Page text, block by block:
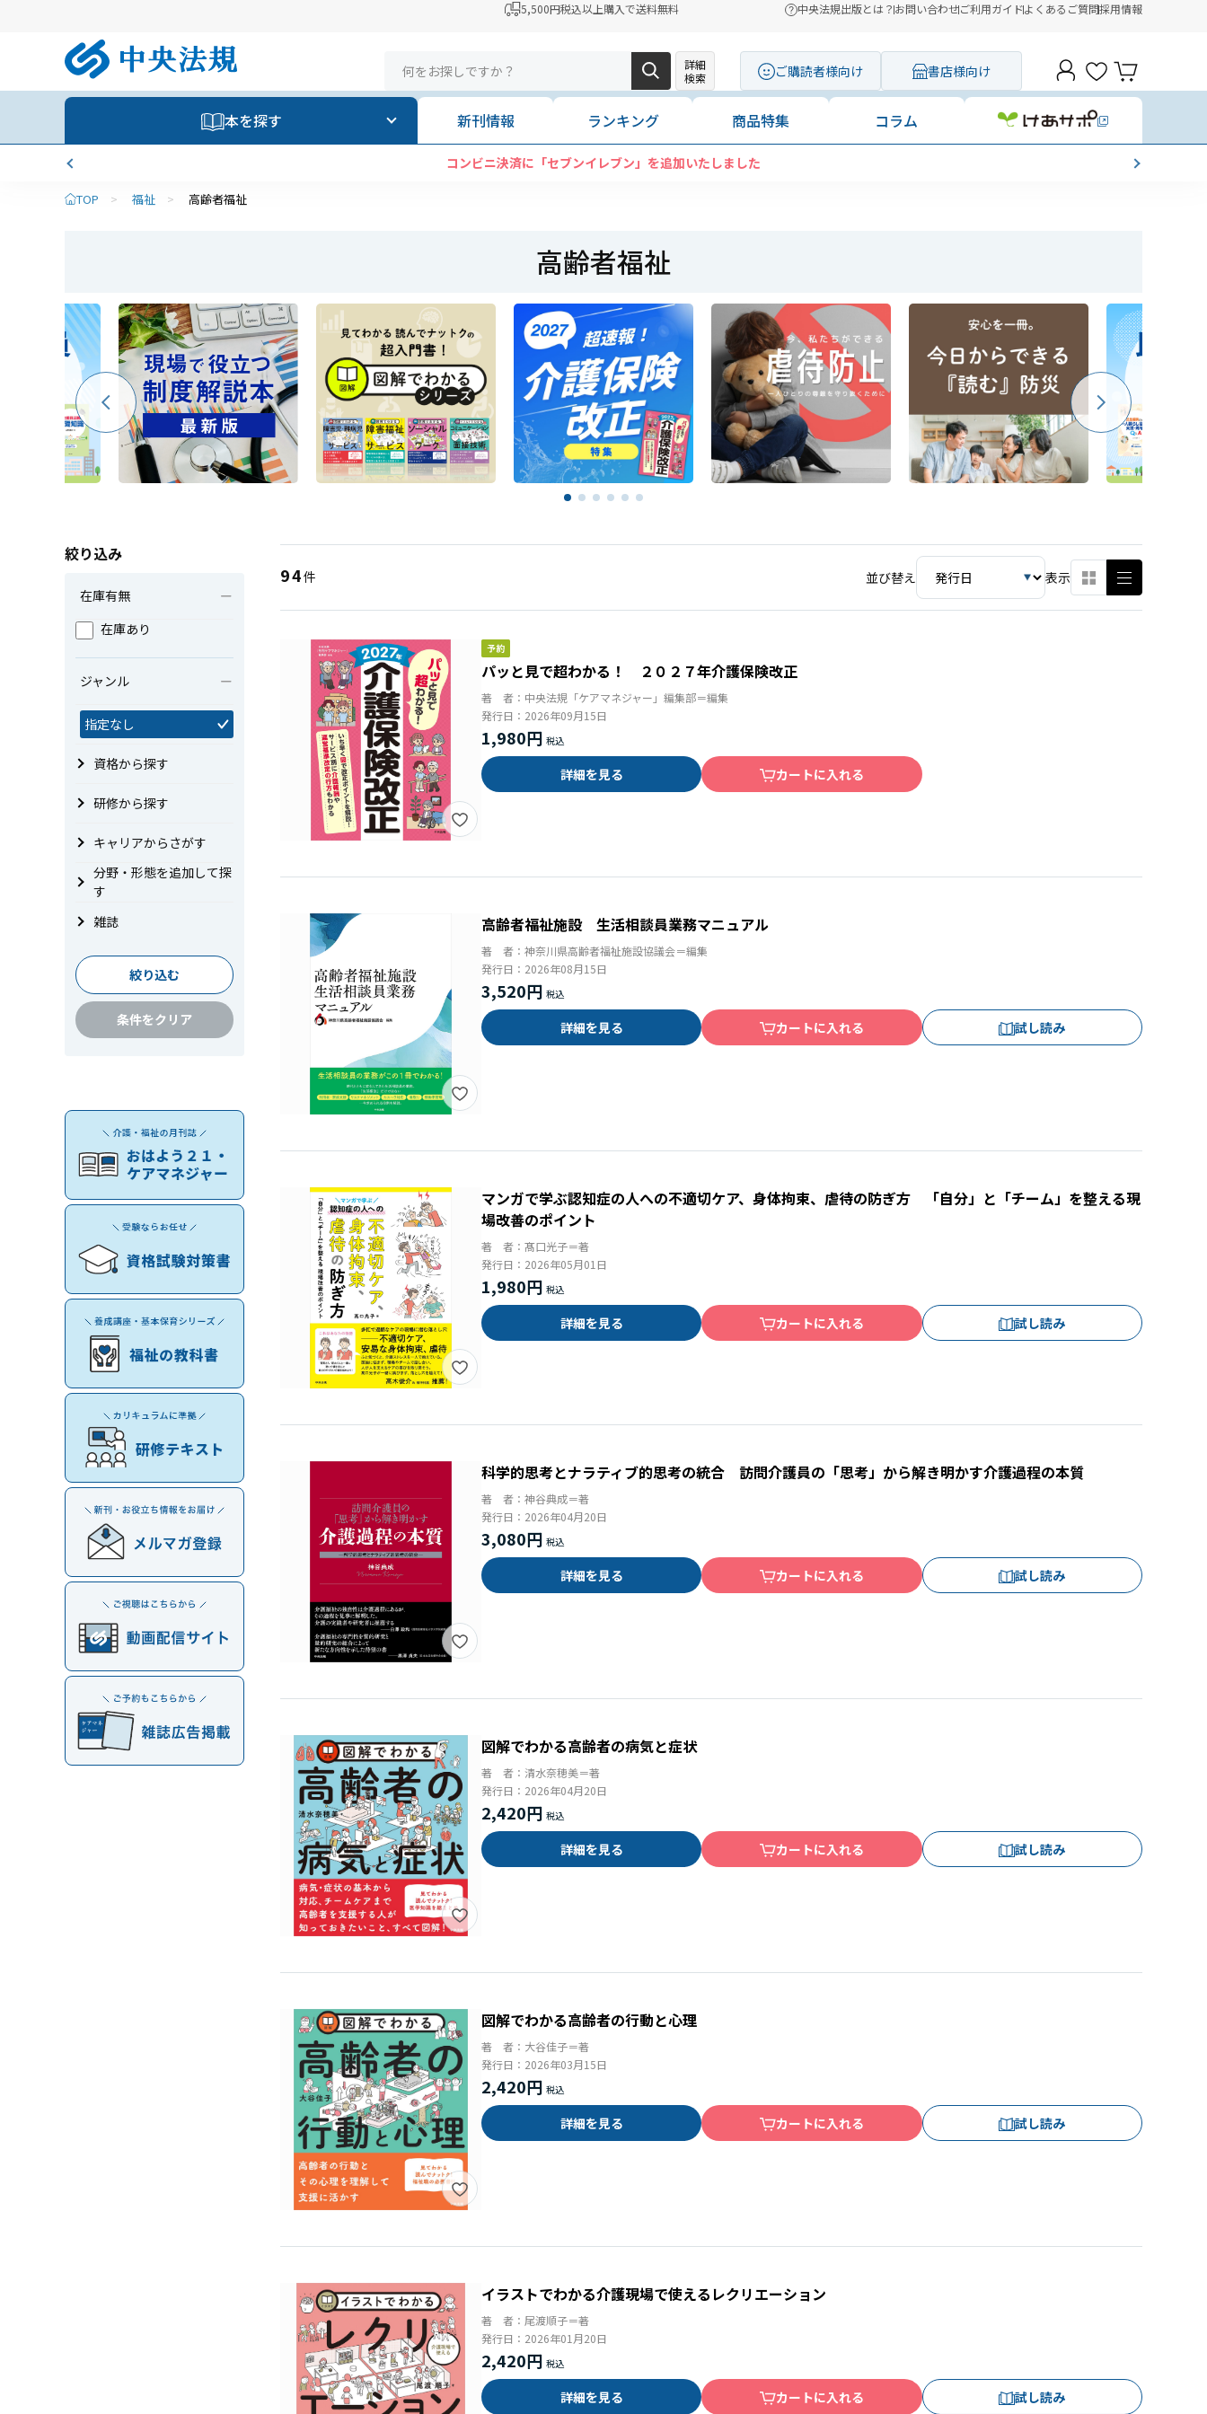
5,500円税込以上購入で送料無料 中央法規出版とは？お問い合わせご利用ガイドよくあるご質問採用情報
詳細
検索
ご購読者様向け 書店様向け
本を探す 新刊情報 ランキング 商品特集 コラム
コンビニ決済に「セブンイレブン」を追加いたしました
TOP > 福祉 > 高齢者福祉
高齢者福祉
絞り込み
在庫有無
在庫あり
ジャンル
指定なし
資格から探す
研修から探す
キャリアからさがす
分野・形態を追加して探
す
雑誌
絞り込む
条件をクリア
並び替え 表示
94件
パッと見で超わかる！ ２０２７年介護保険改正
著 者： 中央法規「ケアマネジャー」編集部＝編集
発行日： 2026年09月15日
1,980円
詳細を見る カートに入れる
高齢者福祉施設 生活相談員業務マニュアル
著 者： 神奈川県高齢者福祉施設協議会＝編集
発行日： 2026年08月15日
3,520円
詳細を見る カートに入れる 試し読み
マンガで学ぶ認知症の人への不適切ケア、身体拘束、虐待の防ぎ方 「自分」と「チーム」を整える現
場改善のポイント
著 者： 髙口光子＝著
発行日： 2026年05月01日
1,980円
詳細を見る カートに入れる 試し読み
科学的思考とナラティブ的思考の統合 訪問介護員の「思考」から解き明かす介護過程の本質
著 者： 神谷典成＝著
発行日： 2026年04月20日
3,080円
詳細を見る カートに入れる 試し読み
図解でわかる高齢者の病気と症状
著 者： 清水奈穂美＝著
発行日： 2026年04月20日
2,420円
詳細を見る カートに入れる 試し読み
図解でわかる高齢者の行動と心理
著 者： 大谷佳子＝著
発行日： 2026年03月15日
2,420円
詳細を見る カートに入れる 試し読み
イラストでわかる介護現場で使えるレクリエーション
著 者： 尾渡順子＝著
発行日： 2026年01月20日
2,420円
詳細を見る カートに入れる 試し読み